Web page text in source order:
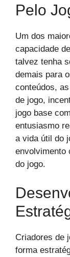
Pelo
Um dos
capacidade
talvez tenha
demais para
conteúdos,
de jogo,
jogo base
entusiasmo
a vida útil do
envolvimento
do jogo.
Criadores de
forma